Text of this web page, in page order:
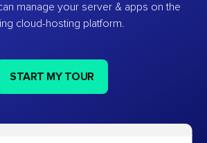
manage your server & apps on the
cloud-hosting platform.
START MY TOUR